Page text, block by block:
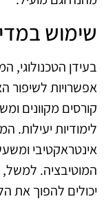
שימוש
בעידן הטכנולוגי,
אפשרויות לשיפור
קורסים מקוונים
לימודיות יעילות.
אינטראקטיבי
המוטיבציה. למשל,
יכולים להפוך את